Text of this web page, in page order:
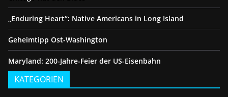
„Enduring Heart“: Native Americans in Long Island
Geheimtipp Ost-Washington
Maryland: 200-Jahre-Feier der US-Eisenbahn
KATEGORIEN